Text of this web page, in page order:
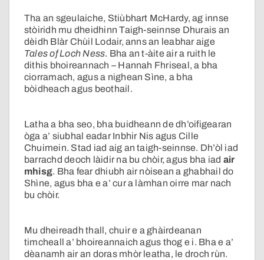
Tha an sgeulaiche, Stiùbhart McHardy, ag innse
stòiridh mu dheidhinn Taigh-seinnse Dhurais an
dèidh Blàr Chùil Lodair, anns an leabhar aige
Tales of Loch Ness. Bha an t-àite air a ruith le
dithis bhoireannach – Hannah Fhriseal, a bha
ciorramach, agus a nighean Sìne, a bha
bòidheach agus beothail.
Latha a bha seo, bha buidheann de dh’oifigearan
òga a’ siubhal eadar Inbhir Nis agus Cille
Chuimein. Stad iad aig an taigh-seinnse. Dh’òl iad
barrachd deoch làidir na bu chòir, agus bha iad air
mhisg. Bha fear dhiubh air nòisean a ghabhail do
Shìne, agus bha e a’ cur a làmhan oirre mar nach
bu chòir.
Mu dheireadh thall, chuir e a ghàirdeanan
timcheall a’ bhoireannaich agus thog e i. Bha e a’
dèanamh air an doras mhòr leatha, le droch rùn.